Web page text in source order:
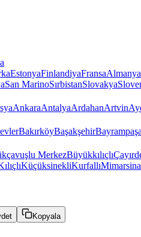
EstonyaFinlandiyaFransaAlmanya
San MarinoSırbistanSlovakya
AnkaraAntalyaArdahanArtvin
BakırköyBaşakşehirBayrampaşa
MerkezBüyükkılıçlı
KüçüksinekliKurfallı
Kopyala